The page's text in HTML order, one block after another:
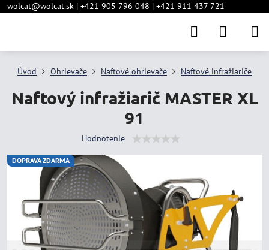
wolcat@wolcat.sk | +421 905 796 048 | +421 911 437 721
DOPRAVA ZDARMA
Úvod Ohrievače Naftové ohrievače Naftové infražiariče
Naftový infražiarič MASTER XL
91
Hodnotenie